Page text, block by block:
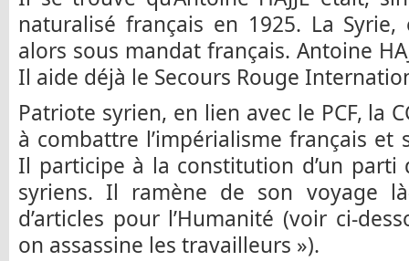
naturalisé français en 1925. La
alors sous mandat français. Antoine
Il aide déjà le Secours Rouge
Patriote syrien, en lien avec le PCF, la
à combattre l’impérialisme français et
Il participe à la constitution d’un parti
syriens. Il ramène de son voyage
d’articles pour l’Humanité (voir ci-
on assassine les travailleurs »).